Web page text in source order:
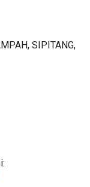
SIPITANG,